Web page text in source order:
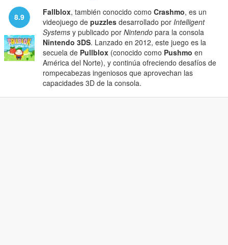
8.9 Fallblox, también conocido como Crashmo, es un
videojuego de puzzles desarrollado por Intelligent
Systems y publicado por Nintendo para la consola
Nintendo 3DS. Lanzado en 2012, este juego es la
secuela de Pullblox (conocido como Pushmo en
América del Norte), y continúa ofreciendo desafíos de
rompecabezas ingeniosos que aprovechan las
capacidades 3D de la consola.